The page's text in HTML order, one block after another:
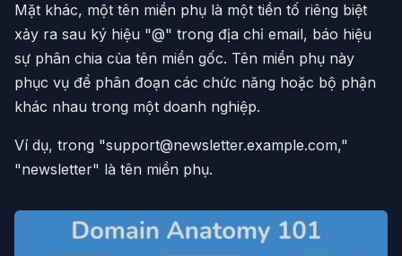
Mặt khác, một tên miền phụ là một tiền tố riêng biệt
xảy ra sau ký hiệu "@" trong địa chỉ email, báo hiệu
sự phân chia của tên miền gốc. Tên miền phụ này
phục vụ để phân đoạn các chức năng hoặc bộ phận
khác nhau trong một doanh nghiệp.
Ví dụ, trong "support@newsletter.example.com,"
"newsletter" là tên miền phụ.